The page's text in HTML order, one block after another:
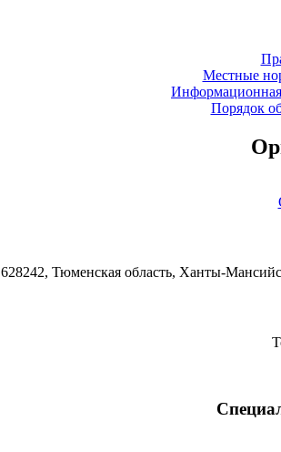
Местные
Порядок
628242, Тюменская область, Ханты-